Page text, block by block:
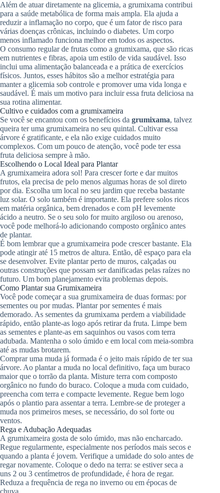
Além de atuar diretamente na glicemia, a grumixama contribui
para a saúde metabólica de forma mais ampla. Ela ajuda a
reduzir a inflamação no corpo, que é um fator de risco para
várias doenças crônicas, incluindo o diabetes. Um corpo
menos inflamado funciona melhor em todos os aspectos.
O consumo regular de frutas como a grumixama, que são ricas
em nutrientes e fibras, apoia um estilo de vida saudável. Isso
inclui uma alimentação balanceada e a prática de exercícios
físicos. Juntos, esses hábitos são a melhor estratégia para
manter a glicemia sob controle e promover uma vida longa e
saudável. É mais um motivo para incluir essa fruta deliciosa na
sua rotina alimentar.
Cultivo e cuidados com a grumixameira
Se você se encantou com os benefícios da grumixama, talvez
queira ter uma grumixameira no seu quintal. Cultivar essa
árvore é gratificante, e ela não exige cuidados muito
complexos. Com um pouco de atenção, você pode ter essa
fruta deliciosa sempre à mão.
Escolhendo o Local Ideal para Plantar
A grumixameira adora sol! Para crescer forte e dar muitos
frutos, ela precisa de pelo menos algumas horas de sol direto
por dia. Escolha um local no seu jardim que receba bastante
luz solar. O solo também é importante. Ela prefere solos ricos
em matéria orgânica, bem drenados e com pH levemente
ácido a neutro. Se o seu solo for muito argiloso ou arenoso,
você pode melhorá-lo adicionando composto orgânico antes
de plantar.
É bom lembrar que a grumixameira pode crescer bastante. Ela
pode atingir até 15 metros de altura. Então, dê espaço para ela
se desenvolver. Evite plantar perto de muros, calçadas ou
outras construções que possam ser danificadas pelas raízes no
futuro. Um bom planejamento evita problemas depois.
Como Plantar sua Grumixameira
Você pode começar a sua grumixameira de duas formas: por
sementes ou por mudas. Plantar por sementes é mais
demorado. As sementes da grumixama perdem a viabilidade
rápido, então plante-as logo após retirar da fruta. Limpe bem
as sementes e plante-as em saquinhos ou vasos com terra
adubada. Mantenha o solo úmido e em local com meia-sombra
até as mudas brotarem.
Comprar uma muda já formada é o jeito mais rápido de ter sua
árvore. Ao plantar a muda no local definitivo, faça um buraco
maior que o torrão da planta. Misture terra com composto
orgânico no fundo do buraco. Coloque a muda com cuidado,
preencha com terra e compacte levemente. Regue bem logo
após o plantio para assentar a terra. Lembre-se de proteger a
muda nos primeiros meses, se necessário, do sol forte ou
ventos.
Rega e Adubação Adequadas
A grumixameira gosta de solo úmido, mas não encharcado.
Regue regularmente, especialmente nos períodos mais secos e
quando a planta é jovem. Verifique a umidade do solo antes de
regar novamente. Coloque o dedo na terra: se estiver seca a
uns 2 ou 3 centímetros de profundidade, é hora de regar.
Reduza a frequência de rega no inverno ou em épocas de
chuva.